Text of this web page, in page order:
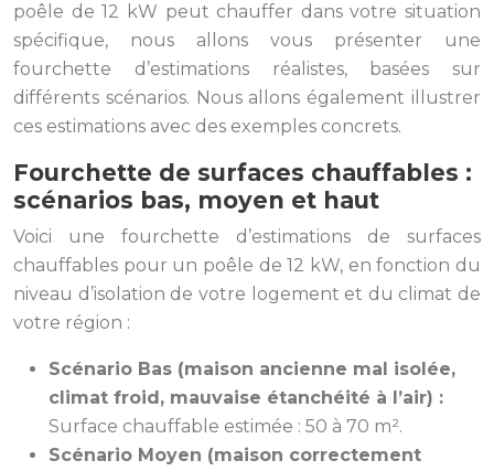
poêle de 12 kW peut chauffer dans votre situation
spécifique, nous allons vous présenter une
fourchette d’estimations réalistes, basées sur
différents scénarios. Nous allons également illustrer
ces estimations avec des exemples concrets.
Fourchette de surfaces chauffables :
scénarios bas, moyen et haut
Voici une fourchette d’estimations de surfaces
chauffables pour un poêle de 12 kW, en fonction du
niveau d’isolation de votre logement et du climat de
votre région :
Scénario Bas (maison ancienne mal isolée,
climat froid, mauvaise étanchéité à l’air) :
Surface chauffable estimée : 50 à 70 m².
Scénario Moyen (maison correctement